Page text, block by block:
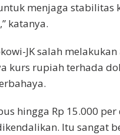
menjaga stabilitas
katanya.
JK salah melakukan
kurs rupiah terhada
hingga Rp 15.000
Itu sangat